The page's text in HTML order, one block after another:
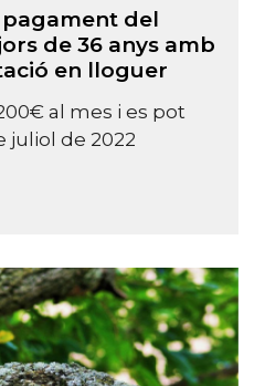
del
de 36 anys amb
en lloguer
al mes i es pot
juliol de 2022